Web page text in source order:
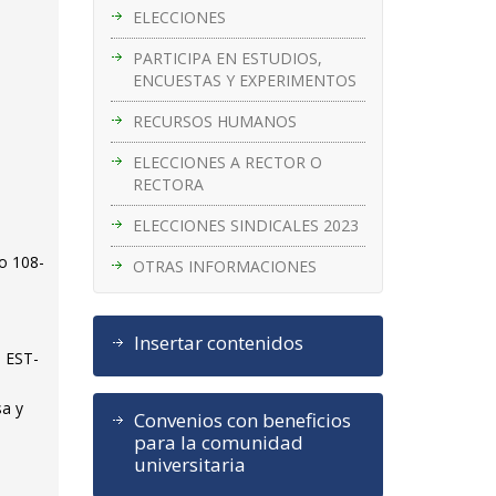
ELECCIONES
PARTICIPA EN ESTUDIOS,
ENCUESTAS Y EXPERIMENTOS
RECURSOS HUMANOS
ELECCIONES A RECTOR O
RECTORA
ELECCIONES SINDICALES 2023
OTRAS INFORMACIONES
Insertar contenidos
Convenios con beneficios
para la comunidad
universitaria
108-
y